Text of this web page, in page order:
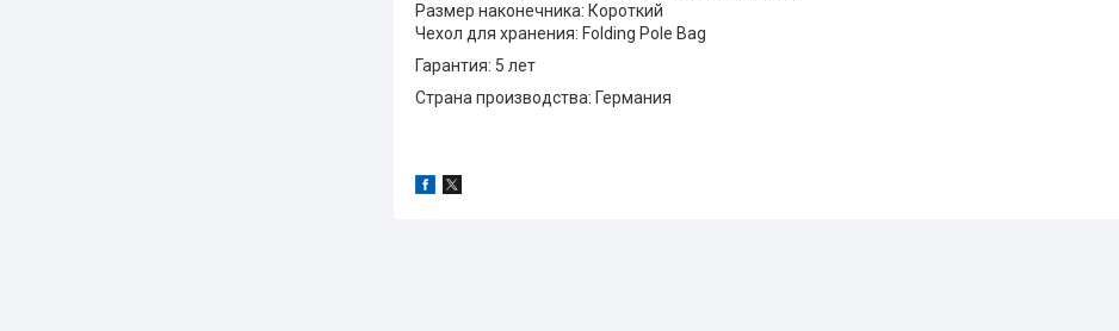
Размер наконечника: Короткий
Чехол для хранения: Folding Pole Bag
Гарантия: 5 лет
Страна производства: Германия